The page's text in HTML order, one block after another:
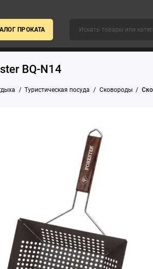
ПРОКАТА
BQ-N14
Туристическая посуда Сковороды